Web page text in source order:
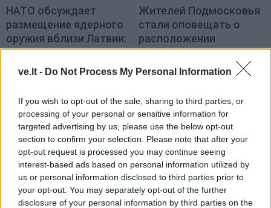
ve.lt - Do Not Process My Personal Information
If you wish to opt-out of the sale, sharing to third parties, or
processing of your personal or sensitive information for
targeted advertising by us, please use the below opt-out
section to confirm your selection. Please note that after your
opt-out request is processed you may continue seeing
interest-based ads based on personal information utilized by
us or personal information disclosed to third parties prior to
your opt-out. You may separately opt-out of the further
disclosure of your personal information by third parties on the
НАТО обсуждает
размещение ядерного
оружия вблизи Латвии:
где именно?
Жителей Подмосковья
стали оповещать о
расположении
бомбоубежищ после
сообщений о
готовящихся ударах
Новости Новости